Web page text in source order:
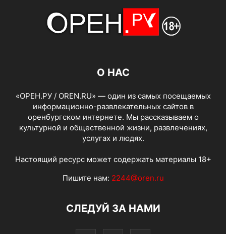
О НАС
«ОРЕН.РУ / OREN.RU» — один из самых посещаемых
информационно-развлекательных сайтов в
оренбургском интернете. Мы рассказываем о
культурной и общественной жизни, развлечениях,
услугах и людях.
Настоящий ресурс может содержать материалы 18+
Пишите нам: 2244@oren.ru
СЛЕДУЙ ЗА НАМИ